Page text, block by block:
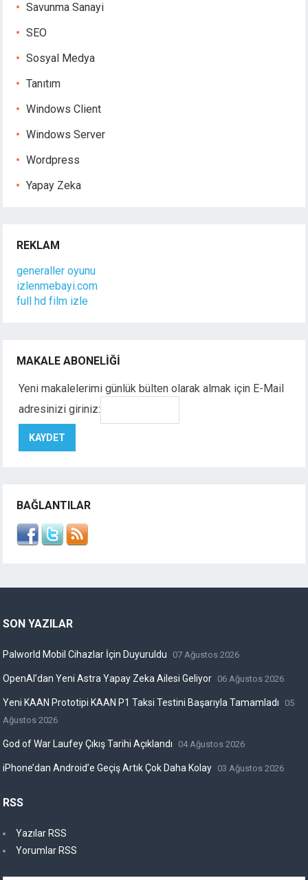
Savunma Sanayi
SEO
Sosyal Medya
Tanıtım
Windows Client
Windows Server
Wordpress
Yapay Zeka
REKLAM
generaller oyunu
izlenmebayi.com
full hd film izle
MAKALE ABONELIĞI
Yeni makalelerimi günlük bülten olarak almak için E-Mail
adresinizi giriniz:
BAĞLANTILAR
SON YAZILAR
Palworld Mobil Cihazlar İçin Duyuruldu 07 Ağustos 2026
OpenAI’dan Yeni Astra Yapay Zeka Ailesi Geliyor 06 Ağustos 2026
Yeni KAAN Prototipi KAAN P1 Taksi Testini Başarıyla Tamamladı
05
Ağustos 2026
God of War Laufey Çıkış Tarihi Açıklandı 04 Ağustos 2026
iPhone’dan Android’e Geçiş Artık Çok Daha Kolay 03 Ağustos 2026
RSS
Yazılar RSS
Yorumlar RSS